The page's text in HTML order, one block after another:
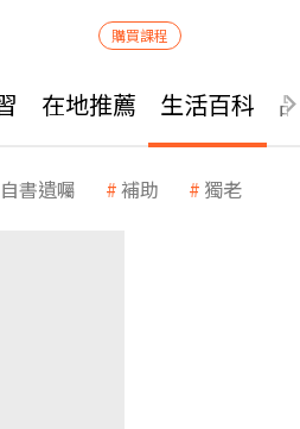
購買課程
在地推薦 生活百科
自書遺囑 補助 獨老